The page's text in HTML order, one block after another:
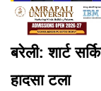
बरेली: शार्ट
हादसा टला